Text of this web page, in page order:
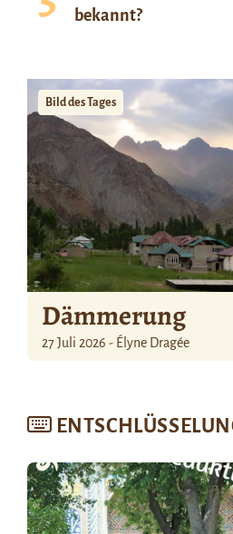
bekannt?
Bild des Tages
Dämmerung
27 Juli 2026 - Élyne Dragée